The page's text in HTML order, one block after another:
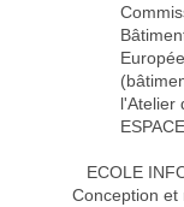
l'Atelier
ECOLE
Conception et